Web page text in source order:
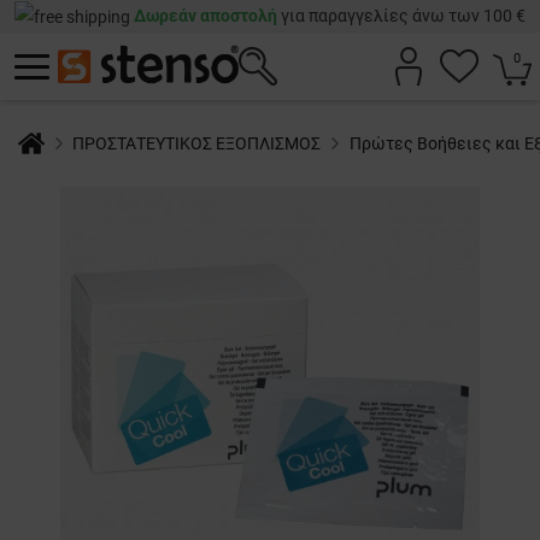
Δωρεάν αποστολή για παραγγελίες άνω των 100 €
0
ΠΡΟΣΤΑΤΕΥΤΙΚΟΣ ΕΞΟΠΛΙΣΜΟΣ Πρώτες Βοήθειες και